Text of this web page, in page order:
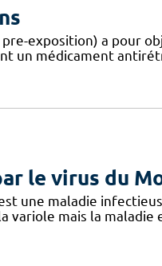
pre-exposition) a pour
un médicament
le virus du
une maladie
variole mais la maladie